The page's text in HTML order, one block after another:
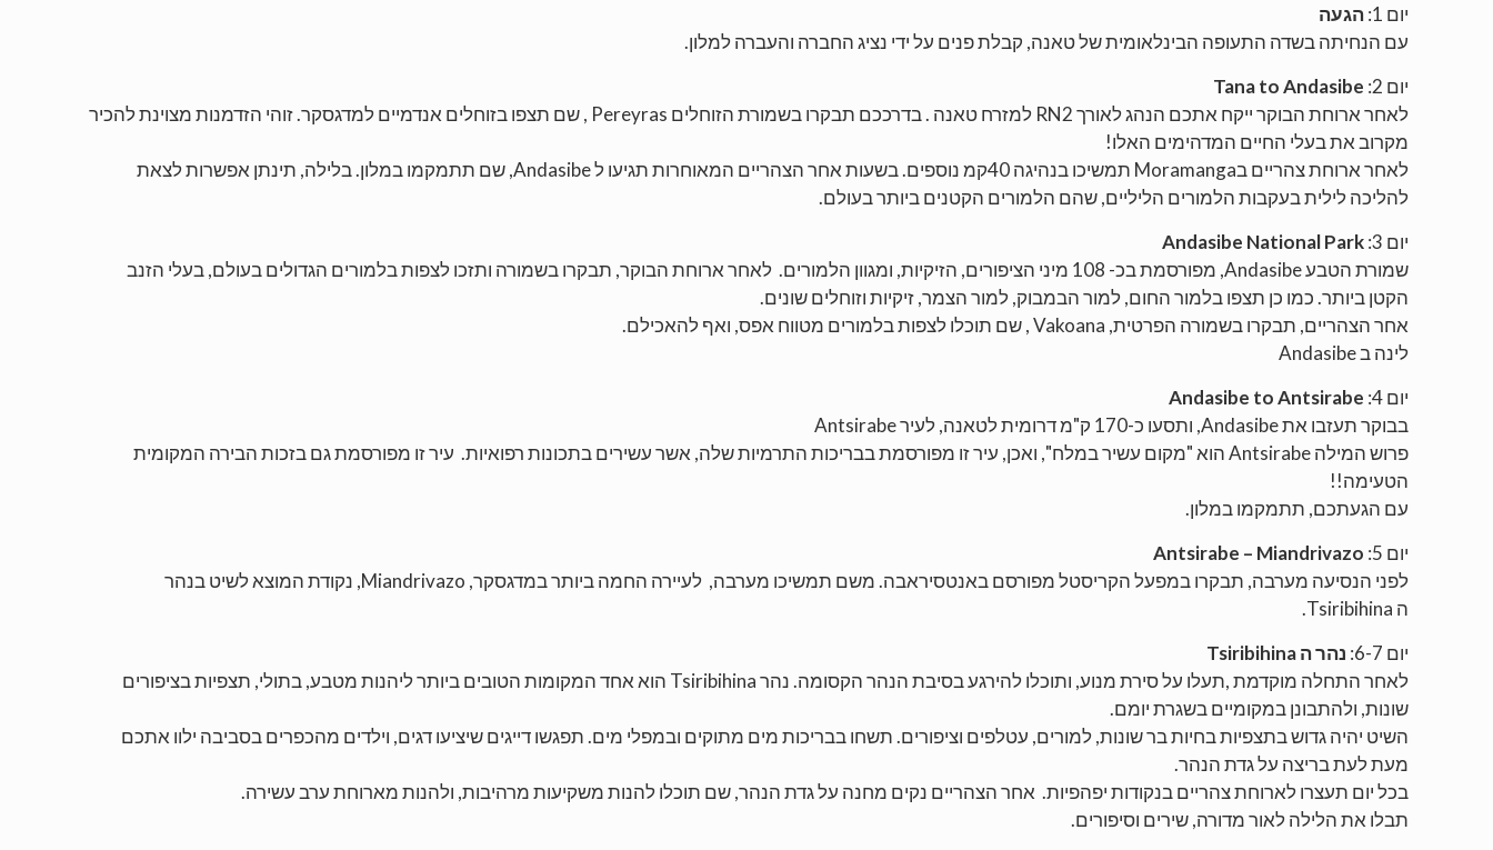
יום 1:
הגעה
עם הנחיתה בשדה התעופה הבינלאומית של טאנה, קבלת פנים על ידי נציג החברה והעברה למלון.
יום 2:
Tana to Andasibe
לאחר ארוחת הבוקר ייקח אתכם הנהג לאורךRN2 למזרח טאנה . בדרככם תבקרו בשמורת הזוחלים Pereyras , שם תצפו בזוחלים אנדמיים למדגסקר. זוהי הזדמנות מצוינת להכיר
מקרוב את בעלי החיים המדהימים האלו!
לאחר ארוחת צהריים בMoramanga תמשיכו בנהיגה 40קמ נוספים. בשעות אחר הצהריים המאוחרות תגיעו ל Andasibe, שם תתמקמו במלון. בלילה, תינתן אפשרות לצאת
להליכה לילית בעקבות הלמורים הליליים, שהם הלמורים הקטנים ביותר בעולם.
יום 3:
Andasibe National Park
שמורת הטבעAndasibe
, מפורסמת בכ- 108 מיני הציפורים, הזיקיות, ומגוון הלמורים. לאחר ארוחת הבוקר, תבקרו בשמורה ותזכו לצפות בלמורים הגדולים בעולם, בעלי הזנב
הקטן ביותר. כמו כן תצפו בלמור החום, למור הבמבוק, למור הצמר, זיקיות וזוחלים שונים.
אחר הצהריים, תבקרו בשמורה הפרטית, Vakoana, שם תוכלו לצפות בלמורים מטווח אפס, ואף להאכילם.
לינה בAndasibe
יום 4:
Andasibe to Antsirabe
בבוקר תעזבו אתAndasibe, ותסעו כ-170 ק"מ דרומית לטאנה, לעיר
Antsirabe
פרוש המילהAntsirabeהוא "מקום עשיר במלח", ואכן, עיר זו מפורסמת בבריכות התרמיות שלה, אשר עשירים בתכונות רפואיות. עיר זו מפורסמת גם בזכות הבירה המקומית
הטעימה!!
עם הגעתכם, תתמקמו במלון.
יום 5:
Antsirabe – Miandrivazo
לפני הנסיעה מערבה, תבקרו במפעל הקריסטל מפורסם באנטסיראבה. משם תמשיכו מערבה, לעיירה החמה ביותר במדגסקר, Miandrivazo, נקודת המוצא לשיט בנהר
ה Tsiribihina
.
יום 6-7:
נהר הTsiribihina
לאחר התחלה מוקדמת,תעלו על סירת מנוע, ותוכלו להירגע בסיבת הנהר הקסומה. נהרTsiribihina הוא אחד המקומות הטובים ביותר ליהנות מטבע, בתולי, תצפיות בציפורים
שונות, ולהתבונן במקומיים בשגרת יומם.
השיט יהיה גדוש בתצפיות בחיות בר שונות, למורים, עטלפים וציפורים. תשחו בבריכות מים מתוקים ובמפלי מים. תפגשו דייגים שיציעו דגים, וילדים מהכפרים בסביבה ילוו אתכם
מעת לעת בריצה על גדת הנהר.
בכל יום תעצרו לארוחת צהריים בנקודות יפהפיות. אחר הצהריים נקים מחנה על גדת הנהר, שם תוכלו להנות משקיעות מרהיבות, ולהנות מארוחת ערב עשירה.
תבלו את הלילה לאור מדורה, שירים וסיפורים.